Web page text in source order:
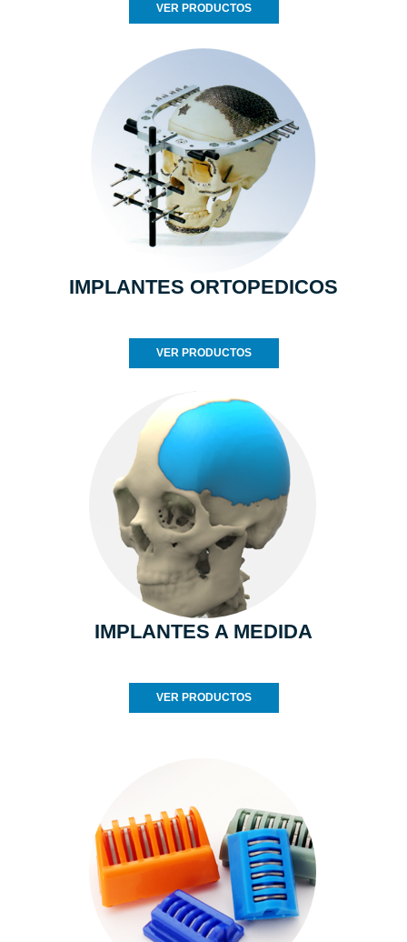
VER PRODUCTOS
IMPLANTES ORTOPEDICOS
VER PRODUCTOS
IMPLANTES A MEDIDA
VER PRODUCTOS